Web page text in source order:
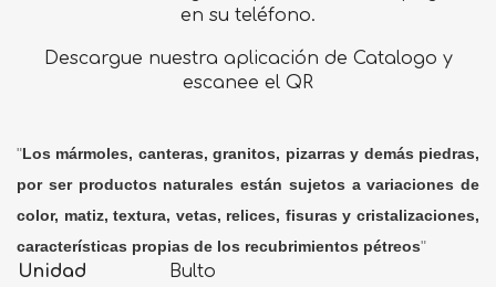
Descargue nuestra aplicación de Catalogo y
escanee el QR
"Los mármoles, canteras, granitos, pizarras y demás piedras,
por ser productos naturales están sujetos a variaciones de
color, matiz, textura, vetas, relices, fisuras y cristalizaciones,
características propias de los recubrimientos pétreos"
Unidad
Bulto